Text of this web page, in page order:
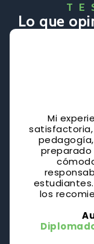
Lo que
Mi
satisfactoria,
preparado
los